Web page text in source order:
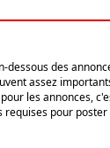
dessous des
assez
les annonces,
pour